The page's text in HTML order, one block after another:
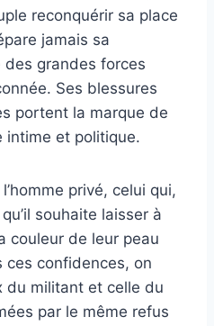
reconquérir sa place
jamais sa
grandes forces
Ses blessures
portent la marque de
intime et politique.
privé, celui qui,
souhaite laisser à
couleur de leur peau
ces confidences, on
du militant et celle du
par le même refus